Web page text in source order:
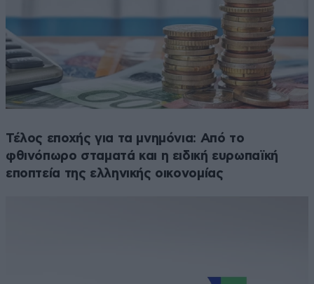
Τέλος εποχής για τα μνημόνια: Από το
φθινόπωρο σταματά και η ειδική ευρωπαϊκή
εποπτεία της ελληνικής οικονομίας